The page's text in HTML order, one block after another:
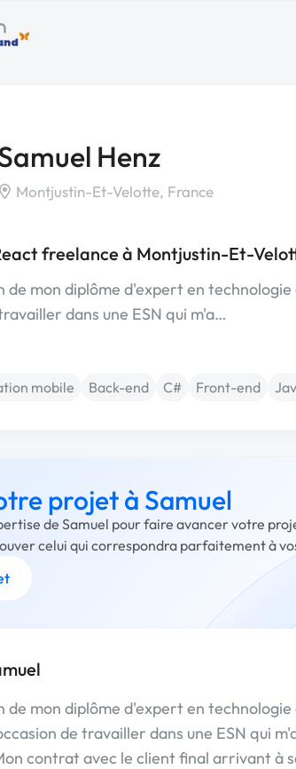
Henz
Montjustin-Et-Velotte, France
freelance à Montjustin-Et-
de mon diplôme d'expert en
dans une ESN qui m'a…
mobile Back-end C# Front-end
projet à Samuel
de Samuel pour faire avancer votre
celui qui correspondra parfaitement à
de mon diplôme d'expert en
de travailler dans une ESN qui
contrat avec le client final arrivant à